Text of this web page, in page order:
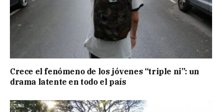
Crece el fenómeno de los jóvenes “triple ni”: un
drama latente en todo el país